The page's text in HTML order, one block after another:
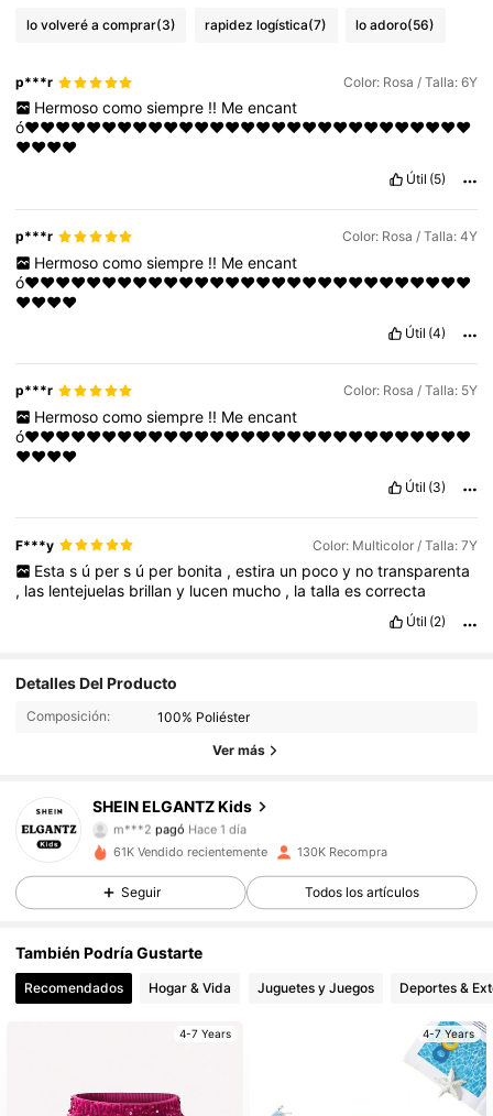
lo volveré a comprar(3) rapidez logística(7) lo adoro(56)
p***r Color: Rosa / Talla: 6Y
Hermoso como siempre !! Me encant
ó♥️♥️♥️♥️♥️♥️♥️♥️♥️♥️♥️♥️♥️♥️♥️♥️♥️♥️♥️♥️♥️♥️♥️♥️♥️♥️♥️♥️♥️
♥️♥️♥️♥️
Útil (5)
p***r Color: Rosa / Talla: 4Y
Hermoso como siempre !! Me encant
ó♥️♥️♥️♥️♥️♥️♥️♥️♥️♥️♥️♥️♥️♥️♥️♥️♥️♥️♥️♥️♥️♥️♥️♥️♥️♥️♥️♥️♥️
♥️♥️♥️♥️
Útil (4)
p***r Color: Rosa / Talla: 5Y
Hermoso como siempre !! Me encant
ó♥️♥️♥️♥️♥️♥️♥️♥️♥️♥️♥️♥️♥️♥️♥️♥️♥️♥️♥️♥️♥️♥️♥️♥️♥️♥️♥️♥️♥️
♥️♥️♥️♥️
Útil (3)
F***y Color: Multicolor / Talla: 7Y
Esta s ú per s ú per bonita , estira un poco y no transparenta
, las lentejuelas brillany lucen mucho , latallaescorrecta
Útil (2)
Detalles Del Producto
Composición: 100% Poliéster
Ver más
SHEIN ELGANTZ Kids
4,96
89K Seguidores
m***2 pagó Hace 1 día
4,96 89K Seguidores
4,96 89K Seguidores
89K Seguidores
4,96 89K Seguidores
61K Vendido recientemente 130K Recompra
Seguir Todos los artículos
También Podría Gustarte
Recomendados Hogar & Vida Juguetes y Juegos Deportes &
4-7 Years 4-7 Years